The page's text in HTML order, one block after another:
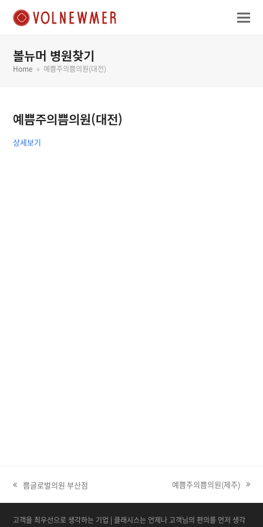
볼뉴머 병원찾기
Home » 예쁨주의쁨의원(대전)
예쁨주의쁨의원(대전)
상세보기
쁨글로벌의원 부산점 예쁨주의쁨의원(제주)
고객을 최우선으로 생각하는 기업 | 클래시스는 언제나 고객님의 편의를 먼저 생각